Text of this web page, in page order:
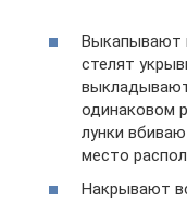
Выкапывают
стелят
одинаковом
лунки
место
Накрывают